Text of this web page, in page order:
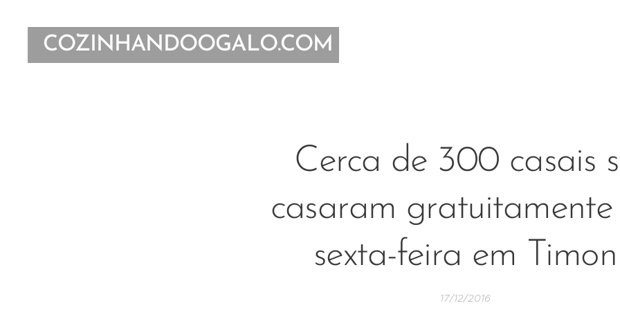
COZINHANDOOGALO.COM
Cerca de 300 casais
casaram gratuitamente
sexta-feira em Timon
17/12/2016